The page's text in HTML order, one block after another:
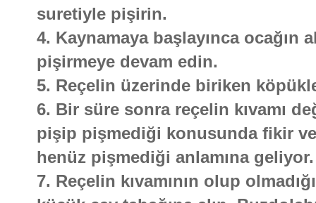
suretiyle pişirin.
4. Kaynamaya başlayınca ocağın
pişirmeye devam edin.
5. Reçelin üzerinde biriken
6. Bir süre sonra reçelin kıvamı
pişip pişmediği konusunda fikir
henüz pişmediği anlamına geliyor.
7. Reçelin kıvamının olup